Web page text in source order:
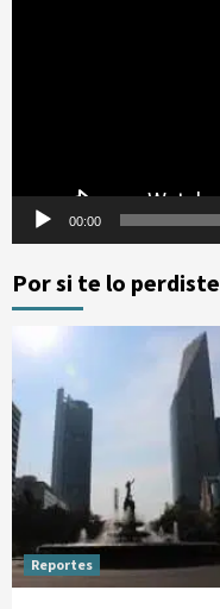
00:00
Por si te lo perdiste
Reportes